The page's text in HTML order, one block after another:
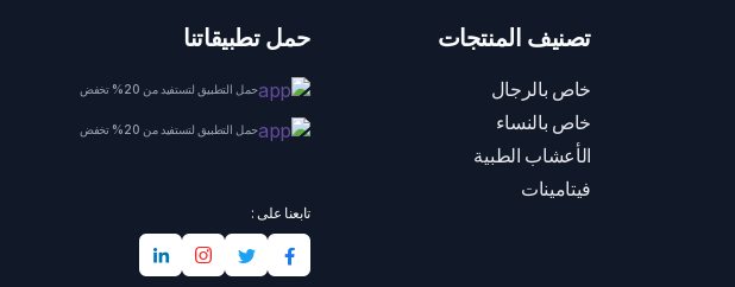
تصنيف المنتجات
خاص بالرجال
خاص بالنساء
الأعشاب الطبية
فيتامينات
حمل تطبيقاتنا
حمل التطبيق لتستفيد من 20% تخفض
حمل التطبيق لتستفيد من 20% تخفض
تابعنا على :